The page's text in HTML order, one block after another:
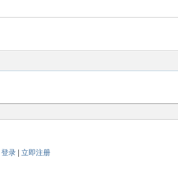
登录 立即注册